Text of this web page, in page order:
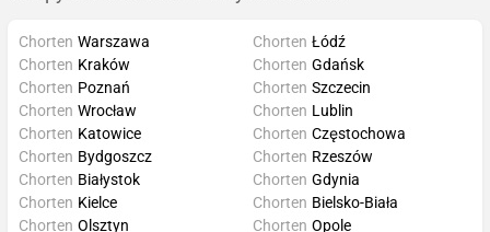
Chorten Warszawa
Chorten Kraków
Chorten Poznań
Chorten Wrocław
Chorten Łódź
Chorten Gdańsk
Chorten Szczecin
Chorten Lublin
Chorten Katowice
Chorten Bydgoszcz
Chorten Białystok
Chorten Kielce
Chorten Częstochowa
Chorten Rzeszów
Chorten Gdynia
Chorten Bielsko-Biała
Chorten Olsztyn
Chorten Opole